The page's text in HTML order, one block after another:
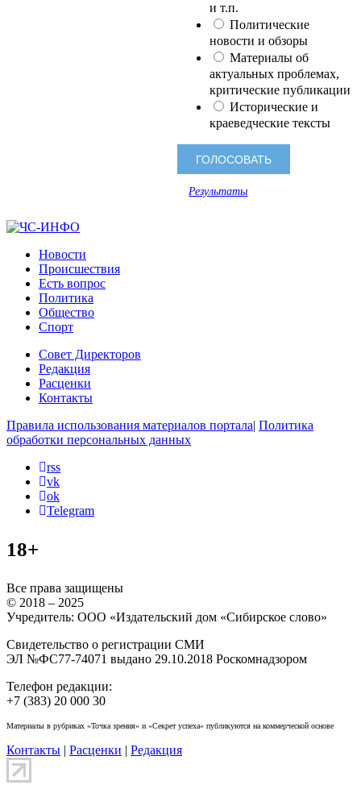
и т.п.
Политические
новости и обзоры
Материалы об
актуальных проблемах,
критические публикации
Исторические и
краеведческие тексты
Результаты
Новости
Происшествия
Есть вопрос
Политика
Общество
Спорт
Совет Директоров
Редакция
Расценки
Контакты
Правила использования материалов портала| Политика
обработки персональных данных
rss
vk
ok
Telegram
18+
Все права защищены
© 2018 – 2025
Учредитель: ООО «Издательский дом «Сибирское слово»
Свидетельство о регистрации СМИ
ЭЛ №ФС77-74071 выдано 29.10.2018 Роскомнадзором
Телефон редакции:
+7 (383) 20 000 30
Материалы в рубриках «Точка зрения» и «Секрет успеха» публикуются на коммерческой основе
Контакты | Расценки | Редакция